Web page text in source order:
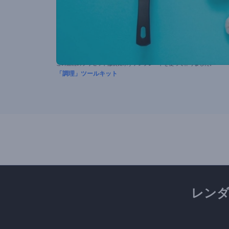
この動画のプリセットは次に示すテンプレートを使って作りました。
「調理」ツールキット
レン